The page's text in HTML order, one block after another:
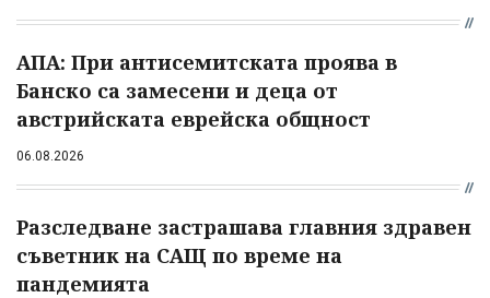
АПА: При антисемитската проява в
Банско са замесени и деца от
австрийската еврейска общност
06.08.2026
Разследване застрашава главния здравен
съветник на САЩ по време на
пандемията